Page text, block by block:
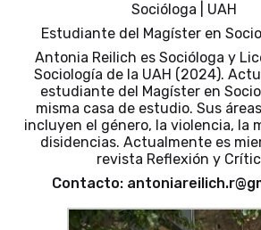
Socióloga | UAH
Estudiante del Magíster en
Antonia Reilich es Socióloga y
Sociología de la UAH (2024).
estudiante del Magíster en
misma casa de estudio. Sus
incluyen el género, la violencia, la
disidencias. Actualmente es
revista Reflexión y
Contacto: